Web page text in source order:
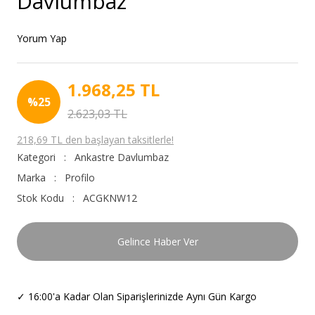
Yorum Yap
%25
1.968,25 TL
2.623,03 TL
218,69 TL den başlayan taksitlerle!
Kategori
Ankastre Davlumbaz
Marka
Profilo
Stok Kodu
ACGKNW12
Gelince Haber Ver
✓ 16:00'a Kadar Olan Siparişlerinizde Aynı Gün Kargo